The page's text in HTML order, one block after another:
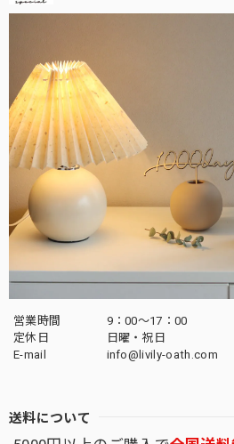
営業時間
9：00～17：00
定休日
日曜・祝日
E-mail
info@livily-oath.com
送料について